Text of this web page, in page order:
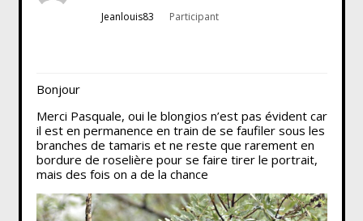
Jeanlouis83 Participant
Bonjour
Merci Pasquale, oui le blongios n’est pas évident car
il est en permanence en train de se faufiler sous les
branches de tamaris et ne reste que rarement en
bordure de roselière pour se faire tirer le portrait,
mais des fois on a de la chance